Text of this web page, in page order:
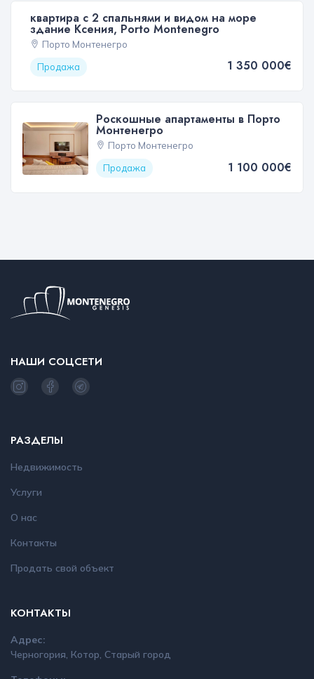
квартира с 2 спальнями и видом на море
здание Ксения, Porto Montenegro
Порто Монтенегро
Продажа
1 350 000€
Роскошные апартаменты в Порто
Монтенегро
Порто Монтенегро
Продажа
1 100 000€
НАШИ СОЦСЕТИ
РАЗДЕЛЫ
Недвижимость
Услуги
О нас
Контакты
Продать свой объект
КОНТАКТЫ
Адрес:
Черногория, Котор, Старый город